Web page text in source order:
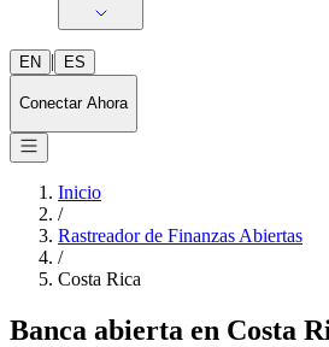
EN | ES
Conectar Ahora
Inicio
/
Rastreador de Finanzas Abiertas
/
Costa Rica
Banca abierta en Costa